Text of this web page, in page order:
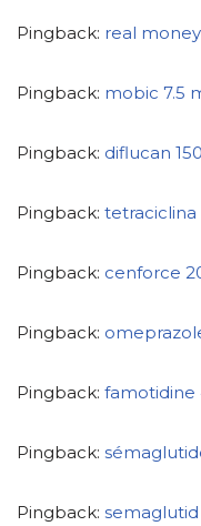
Pingback: real
Pingback: mobic 7.5
Pingback: diflucan
Pingback: tetraciclina
Pingback: cenforce
Pingback:
Pingback: famotidine
Pingback:
Pingback: